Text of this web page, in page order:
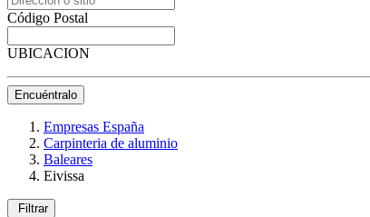
Código Postal
UBICACION
Encuéntralo
Empresas España
Carpinteria de aluminio
Baleares
Eivissa
Filtrar